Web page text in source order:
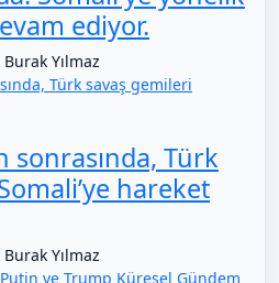
ediyor.
Burak Yılmaz
sonrasında, Türk
hareket
Burak Yılmaz